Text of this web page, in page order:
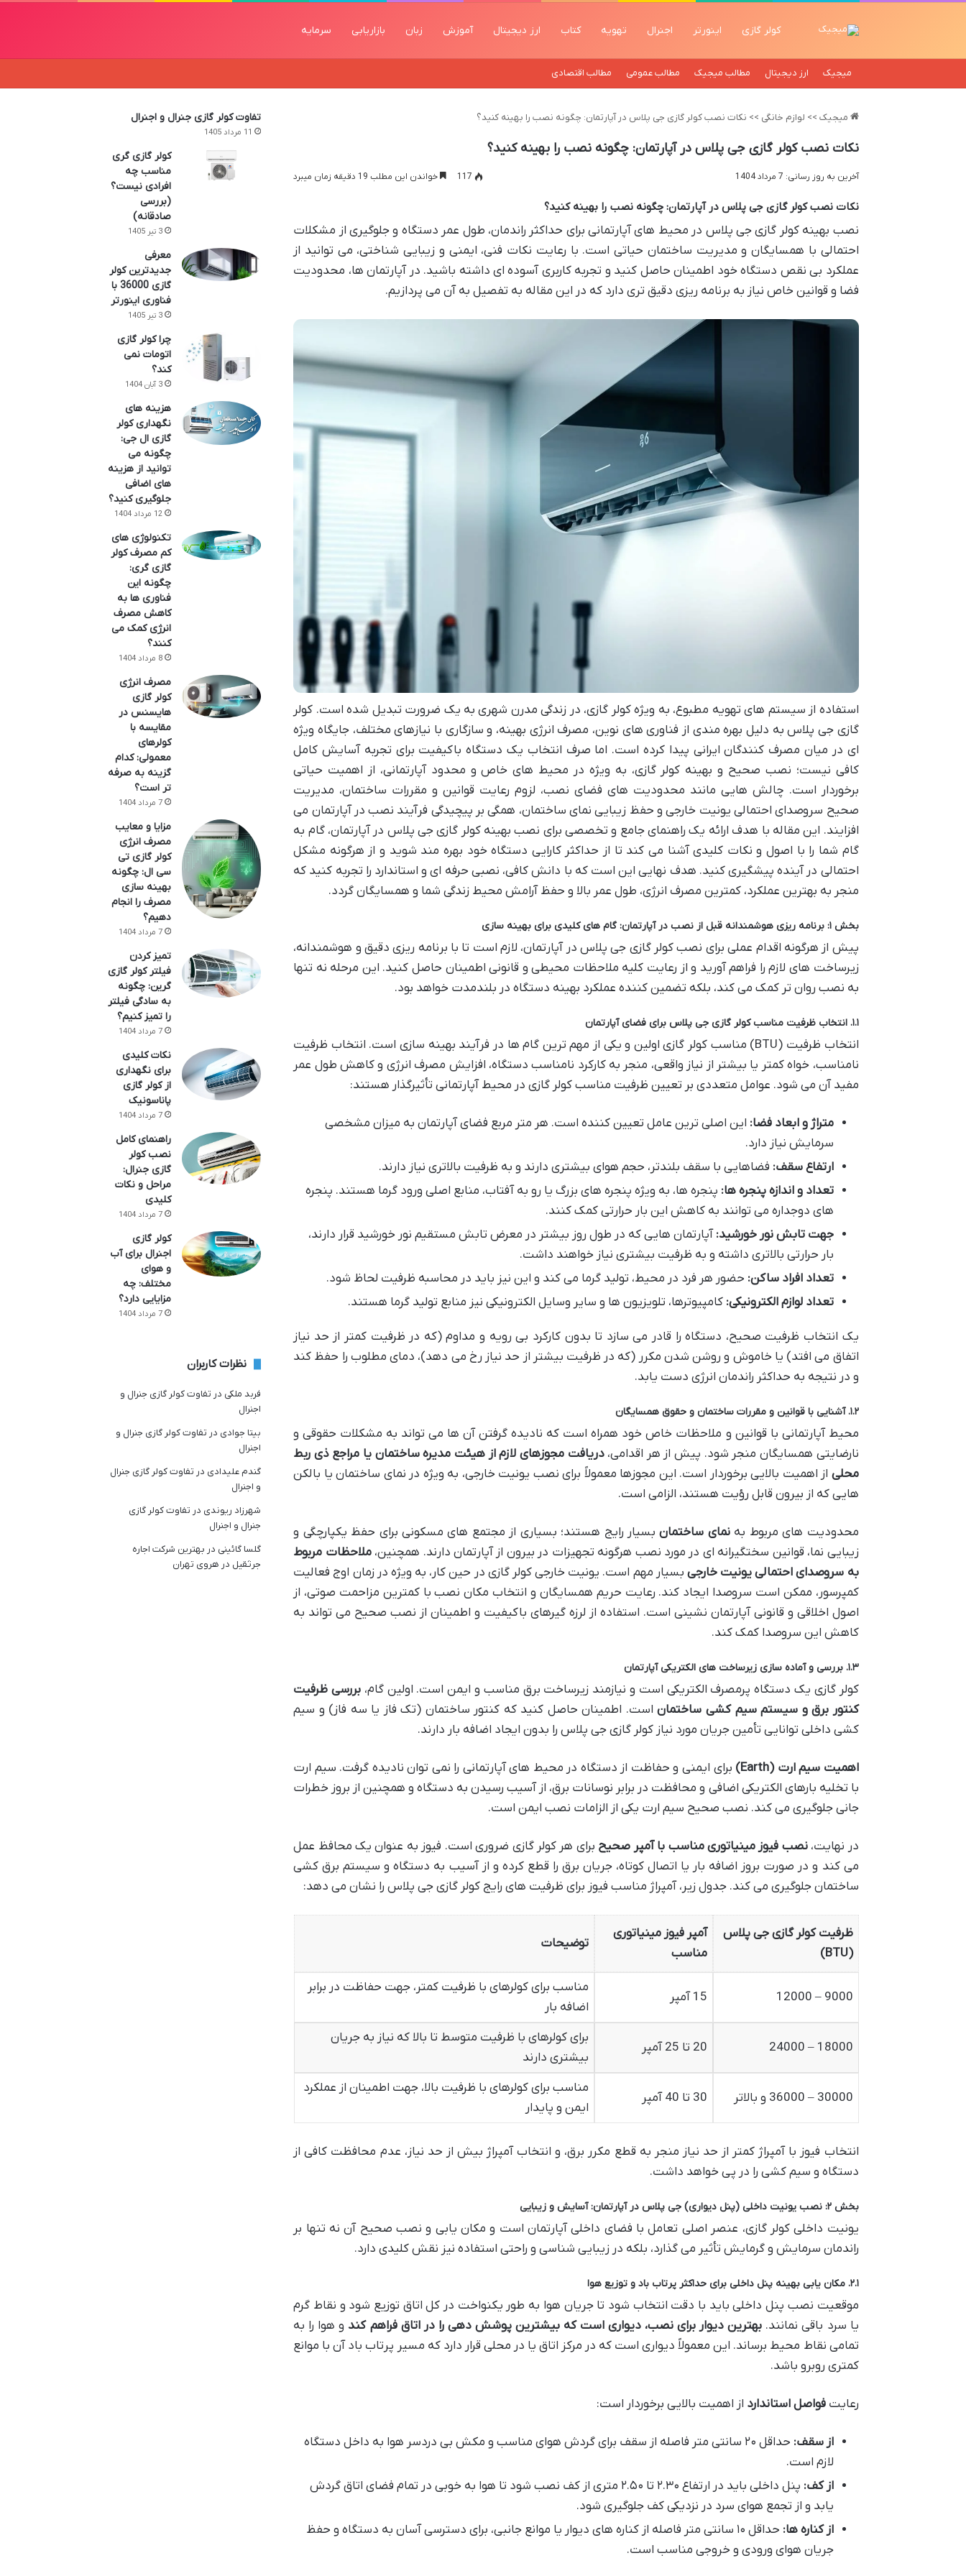
کولر گازی اینورتر اجنرال تهویه کتاب ارز دیجیتال آموزش زبان بازاریابی سرمایه
میجیک ارز دیجیتال مطالب میجیک مطالب عمومی مطالب اقتصادی
میجیک >> لوازم خانگی >> نکات نصب کولر گازی جی پلاس در آپارتمان: چگونه نصب را بهینه کنید؟
نکات نصب کولر گازی جی پلاس در آپارتمان: چگونه نصب را بهینه کنید؟
آخرین به روز رسانی: 7 مرداد 1404 117 خواندن این مطلب 19 دقیقه زمان میبرد
نکات نصب کولر گازی جی پلاس در آپارتمان: چگونه نصب را بهینه کنید؟
نصب بهینه کولر گازی جی پلاس در محیط های آپارتمانی برای حداکثر راندمان، طول عمر دستگاه و جلوگیری از مشکلات
احتمالی با همسایگان و مدیریت ساختمان حیاتی است. با رعایت نکات فنی، ایمنی و زیبایی شناختی، می توانید از
عملکرد بی نقص دستگاه خود اطمینان حاصل کنید و تجربه کاربری آسوده ای داشته باشید. در آپارتمان ها، محدودیت
فضا و قوانین خاص نیاز به برنامه ریزی دقیق تری دارد که در این مقاله به تفصیل به آن می پردازیم.
استفاده از سیستم های تهویه مطبوع، به ویژه کولر گازی، در زندگی مدرن شهری به یک ضرورت تبدیل شده است. کولر
گازی جی پلاس به دلیل بهره مندی از فناوری های نوین، مصرف انرژی بهینه، و سازگاری با نیازهای مختلف، جایگاه ویژه
ای در میان مصرف کنندگان ایرانی پیدا کرده است. اما صرف انتخاب یک دستگاه باکیفیت برای تجربه آسایش کامل
کافی نیست؛ نصب صحیح و بهینه کولر گازی، به ویژه در محیط های خاص و محدود آپارتمانی، از اهمیت حیاتی
برخوردار است. چالش هایی مانند محدودیت های فضای نصب، لزوم رعایت قوانین و مقررات ساختمان، مدیریت
صحیح سروصدای احتمالی یونیت خارجی و حفظ زیبایی نمای ساختمان، همگی بر پیچیدگی فرآیند نصب در آپارتمان می
افزایند. این مقاله با هدف ارائه یک راهنمای جامع و تخصصی برای نصب بهینه کولر گازی جی پلاس در آپارتمان، گام به
گام شما را با اصول و نکات کلیدی آشنا می کند تا از حداکثر کارایی دستگاه خود بهره مند شوید و از هرگونه مشکل
احتمالی در آینده پیشگیری کنید. هدف نهایی این است که با دانش کافی، نصبی حرفه ای و استاندارد را تجربه کنید که
منجر به بهترین عملکرد، کمترین مصرف انرژی، طول عمر بالا و حفظ آرامش محیط زندگی شما و همسایگان گردد.
بخش ۱: برنامه ریزی هوشمندانه قبل از نصب در آپارتمان: گام های کلیدی برای بهینه سازی
پیش از هرگونه اقدام عملی برای نصب کولر گازی جی پلاس در آپارتمان، لازم است تا با برنامه ریزی دقیق و هوشمندانه،
زیرساخت های لازم را فراهم آورید و از رعایت کلیه ملاحظات محیطی و قانونی اطمینان حاصل کنید. این مرحله نه تنها
به نصب روان تر کمک می کند، بلکه تضمین کننده عملکرد بهینه دستگاه در بلندمدت خواهد بود.
۱.۱. انتخاب ظرفیت مناسب کولر گازی جی پلاس برای فضای آپارتمان
انتخاب ظرفیت (BTU) مناسب کولر گازی اولین و یکی از مهم ترین گام ها در فرآیند بهینه سازی است. انتخاب ظرفیت
نامناسب، خواه کمتر یا بیشتر از نیاز واقعی، منجر به کارکرد نامناسب دستگاه، افزایش مصرف انرژی و کاهش طول عمر
مفید آن می شود. عوامل متعددی بر تعیین ظرفیت مناسب کولر گازی در محیط آپارتمانی تأثیرگذار هستند:
متراژ و ابعاد فضا: این اصلی ترین عامل تعیین کننده است. هر متر مربع فضای آپارتمان به میزان مشخصی
سرمایش نیاز دارد.
ارتفاع سقف: فضاهایی با سقف بلندتر، حجم هوای بیشتری دارند و به ظرفیت بالاتری نیاز دارند.
تعداد و اندازه پنجره ها: پنجره ها، به ویژه پنجره های بزرگ یا رو به آفتاب، منابع اصلی ورود گرما هستند. پنجره
های دوجداره می توانند به کاهش این بار حرارتی کمک کنند.
جهت تابش نور خورشید:آپارتمان هایی که در طول روز بیشتر در معرض تابش مستقیم نور خورشید قرار دارند،
بار حرارتی بالاتری داشته و به ظرفیت بیشتری نیاز خواهند داشت.
تعداد افراد ساکن: حضور هر فرد در محیط، تولید گرما می کند و این نیز باید در محاسبه ظرفیت لحاظ شود.
تعداد لوازم الکترونیکی: کامپیوترها، تلویزیون ها و سایر وسایل الکترونیکی نیز منابع تولید گرما هستند.
یک انتخاب ظرفیت صحیح، دستگاه را قادر می سازد تا بدون کارکرد بی رویه و مداوم (که در ظرفیت کمتر از حد نیاز
اتفاق می افتد) یا خاموش و روشن شدن مکرر (که در ظرفیت بیشتر از حد نیاز رخ می دهد)، دمای مطلوب را حفظ کند
و در نتیجه به حداکثر راندمان انرژی دست یابد.
۱.۲. آشنایی با قوانین و مقررات ساختمان و حقوق همسایگان
محیط آپارتمانی با قوانین و ملاحظات خاص خود همراه است که نادیده گرفتن آن ها می تواند به مشکلات حقوقی و
نارضایتی همسایگان منجر شود. پیش از هر اقدامی،دریافت مجوزهای لازم از هیئت مدیره ساختمان یا مراجع ذی ربط
محلی از اهمیت بالایی برخوردار است. این مجوزها معمولاً برای نصب یونیت خارجی، به ویژه در نمای ساختمان یا بالکن
هایی که از بیرون قابل رؤیت هستند، الزامی است.
محدودیت های مربوط بهنمای ساختمانبسیار رایج هستند؛ بسیاری از مجتمع های مسکونی برای حفظ یکپارچگی و
زیبایی نما، قوانین سختگیرانه ای در مورد نصب هرگونه تجهیزات در بیرون از آپارتمان دارند. همچنین،ملاحظات مربوط
به سروصدای احتمالی یونیت خارجی بسیار مهم است. یونیت خارجی کولر گازی در حین کار، به ویژه در زمان اوج فعالیت
کمپرسور، ممکن است سروصدا ایجاد کند. رعایت حریم همسایگان و انتخاب مکان نصب با کمترین مزاحمت صوتی، از
اصول اخلاقی و قانونی آپارتمان نشینی است. استفاده از لرزه گیرهای باکیفیت و اطمینان از نصب صحیح می تواند به
کاهش این سروصدا کمک کند.
۱.۳. بررسی و آماده سازی زیرساخت های الکتریکی آپارتمان
کولر گازی یک دستگاه پرمصرف الکتریکی است و نیازمند زیرساخت برق مناسب و ایمن است. اولین گام، بررسی ظرفیت
کنتور برق و سیستم سیم کشی ساختماناست. اطمینان حاصل کنید که کنتور ساختمان (تک فاز یا سه فاز) و سیم
کشی داخلی توانایی تأمین جریان مورد نیاز کولر گازی جی پلاس را بدون ایجاد اضافه بار دارند.
اهمیت سیم ارت (Earth)
برای ایمنی و حفاظت از دستگاه در محیط های آپارتمانی را نمی توان نادیده گرفت. سیم ارت
با تخلیه بارهای الکتریکی اضافی و محافظت در برابر نوسانات برق، از آسیب رسیدن به دستگاه و همچنین از بروز خطرات
جانی جلوگیری می کند. نصب صحیح سیم ارت یکی از الزامات نصب ایمن است.
در نهایت،نصب فیوز مینیاتوری مناسب با آمپر صحیح برای هر کولر گازی ضروری است. فیوز به عنوان یک محافظ عمل
می کند و در صورت بروز اضافه بار یا اتصال کوتاه، جریان برق را قطع کرده و از آسیب به دستگاه و سیستم برق کشی
ساختمان جلوگیری می کند. جدول زیر، آمپراژ مناسب فیوز برای ظرفیت های رایج کولر گازی جی پلاس را نشان می دهد:
ظرفیت کولر گازی جی پلاس
(BTU)
آمپر فیوز مینیاتوری
مناسب
توضیحات
9000 – 12000 15 آمپر
مناسب برای کولرهای با ظرفیت کمتر، جهت حفاظت در برابر
اضافه بار
18000 – 24000 20 تا 25 آمپر
برای کولرهای با ظرفیت متوسط تا بالا که نیاز به جریان
بیشتری دارند
30000 – 36000 و بالاتر 30 تا 40 آمپر
مناسب برای کولرهای با ظرفیت بالا، جهت اطمینان از عملکرد
ایمن و پایدار
انتخاب فیوز با آمپراژ کمتر از حد نیاز منجر به قطع مکرر برق، و انتخاب آمپراژ بیش از حد نیاز، عدم محافظت کافی از
دستگاه و سیم کشی را در پی خواهد داشت.
بخش ۲: نصب یونیت داخلی (پنل دیواری) جی پلاس در آپارتمان: آسایش و زیبایی
یونیت داخلی کولر گازی، عنصر اصلی تعامل با فضای داخلی آپارتمان است و مکان یابی و نصب صحیح آن نه تنها بر
راندمان سرمایش و گرمایش تأثیر می گذارد، بلکه در زیبایی شناسی و راحتی استفاده نیز نقش کلیدی دارد.
۲.۱. مکان یابی بهینه پنل داخلی برای حداکثر پرتاب باد و توزیع هوا
موقعیت نصب پنل داخلی باید با دقت انتخاب شود تا جریان هوا به طور یکنواخت در کل اتاق توزیع شود و نقاط گرم
یا سرد باقی نمانند. بهترین دیوار برای نصب، دیواری است که بیشترین پوشش دهی را در اتاق فراهم کند و هوا را به
تمامی نقاط محیط برساند. این معمولاً دیواری است که در مرکز اتاق یا در محلی قرار دارد که مسیر پرتاب باد آن با موانع
کمتری روبرو باشد.
رعایتفواصل استاندارد از اهمیت بالایی برخوردار است:
از سقف:
حداقل ۲۰ سانتی متر فاصله از سقف برای گردش هوای مناسب و مکش بی دردسر هوا به داخل دستگاه
لازم است.
از کف:
پنل داخلی باید در ارتفاع ۲.۳۰ تا ۲.۵۰ متری از کف نصب شود تا هوا به خوبی در تمام فضای اتاق گردش
یابد و از تجمع هوای سرد در نزدیکی کف جلوگیری شود.
از کناره ها:
حداقل ۱۰ سانتی متر فاصله از کناره های دیوار یا موانع جانبی، برای دسترسی آسان به دستگاه و حفظ
جریان هوای ورودی و خروجی مناسب است.
تفاوت کولر گازی جنرال و اجنرال
11 مرداد 1405
کولر گازی گری
مناسب چه
افرادی نیست؟
(بررسی
صادقانه)
3 تیر 1405
معرفی
جدیدترین کولر
گازی 36000 با
فناوری اینورتر
3 تیر 1405
چرا کولر گازی
اتومات نمی
کند؟
3 آبان 1404
هزینه های
نگهداری کولر
گازی ال جی:
چگونه می
توانید از هزینه
های اضافی
جلوگیری کنید؟
12 مرداد 1404
تکنولوژی های
کم مصرف کولر
گازی گری:
چگونه این
فناوری ها به
کاهش مصرف
انرژی کمک می
کنند؟
8 مرداد 1404
مصرف انرژی
کولر گازی
هایسنس در
مقایسه با
کولرهای
معمولی: کدام
گزینه به صرفه
تر است؟
7 مرداد 1404
مزایا و معایب
مصرف انرژی
کولر گازی تی
سی ال: چگونه
بهینه سازی
مصرف را انجام
دهیم؟
7 مرداد 1404
تمیز کردن
فیلتر کولر گازی
گرین: چگونه
به سادگی فیلتر
را تمیز کنیم؟
7 مرداد 1404
نکات کلیدی
برای نگهداری
از کولر گازی
پاناسونیک
7 مرداد 1404
راهنمای کامل
نصب کولر
گازی جنرال:
مراحل و نکات
کلیدی
7 مرداد 1404
کولر گازی
اجنرال برای آب
و هوای
مختلف: چه
مزایایی دارد؟
7 مرداد 1404
نظرات کاربران
فربد ملکی در تفاوت کولر گازی جنرال و
اجنرال
بیتا جوادی در تفاوت کولر گازی جنرال و
اجنرال
گندم علیدادی در تفاوت کولر گازی جنرال
و اجنرال
شهرزاد ریوندی در تفاوت کولر گازی
جنرال و اجنرال
گلسا گائینی در بهترین شرکت اجاره
جرثقیل در هروی تهران